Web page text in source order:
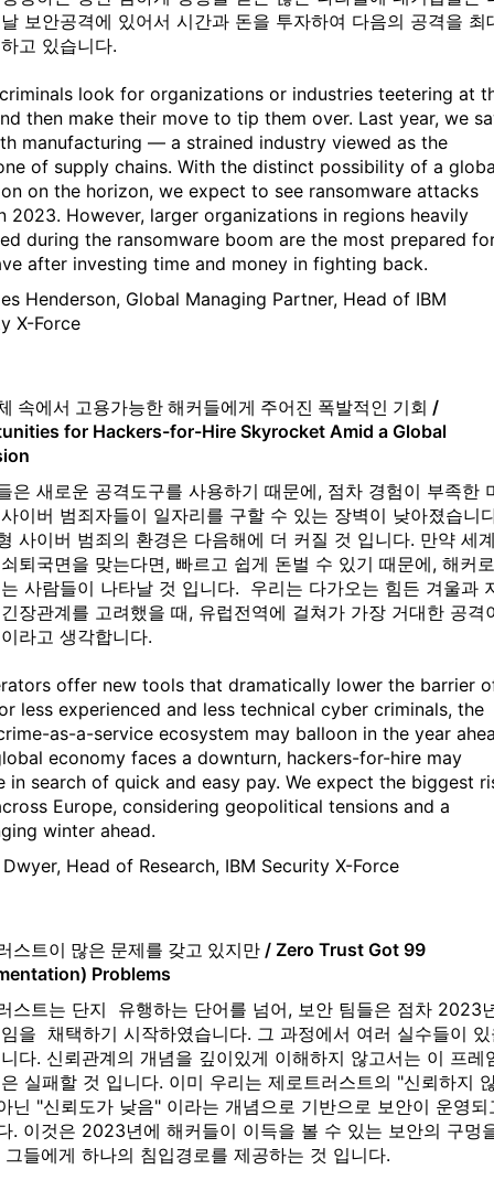
보안공격에 있어서 시간과 돈을 투자하여 다음의 공격을 최
고 있습니다.
look for organizations or industries teetering at
then make their move to tip them over. Last year, we
manufacturing — a strained industry viewed as the
of supply chains. With the distinct possibility of a
on the horizon, we expect to see ransomware attacks
2023. However, larger organizations in regions heavily
during the ransomware boom are the most prepared
after investing time and money in fighting back.
Henderson, Global Managing Partner, Head of IBM
X-Force
속에서 고용가능한 해커들에게 주어진 폭발적인 기회 /
for Hackers-for-Hire Skyrocket Amid a Global
은 새로운 공격도구를 사용하기 때문에, 점차 경험이 부족한
이버 범죄자들이 일자리를 구할 수 있는 장벽이 낮아졌습니
사이버 범죄의 환경은 다음해에 더 커질 것 입니다. 만약 세
퇴국면을 맞는다면, 빠르고 쉽게 돈벌 수 있기 때문에, 해커
사람들이 나타날 것 입니다. 우리는 다가오는 힘든 겨울과
장관계를 고려했을 때, 유럽전역에 걸쳐가 가장 거대한 공격
라고 생각합니다.
offer new tools that dramatically lower the barrier
less experienced and less technical cyber criminals, the
as-a-service ecosystem may balloon in the year
economy faces a downturn, hackers-for-hire may
in search of quick and easy pay. We expect the biggest
Europe, considering geopolitical tensions and a
winter ahead.
Head of Research, IBM Security X-Force
스트이 많은 문제를 갖고 있지만 / Zero Trust Got 99
Problems
스트는 단지 유행하는 단어를 넘어, 보안 팀들은 점차 2023
을 채택하기 시작하였습니다. 그 과정에서 여러 실수들이
다. 신뢰관계의 개념을 깊이있게 이해하지 않고서는 이 프레
실패할 것 입니다. 이미 우리는 제로트러스트의 "신뢰하지
닌 "신뢰도가 낮음" 이라는 개념으로 기반으로 보안이 운영되
. 이것은 2023년에 해커들이 이득을 볼 수 있는 보안의 구멍
그들에게 하나의 침입경로를 제공하는 것 입니다.